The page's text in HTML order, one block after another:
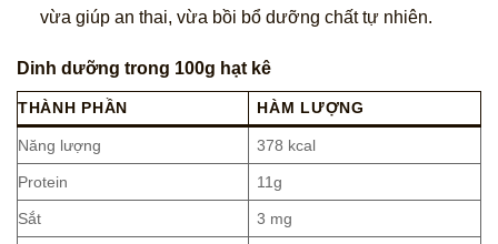
vừa giúp an thai, vừa bồi bổ dưỡng chất tự nhiên.
Dinh dưỡng trong 100g hạt kê
THÀNH PHẦN HÀM LƯỢNG
Năng lượng 378 kcal
Protein 11g
Sắt 3 mg